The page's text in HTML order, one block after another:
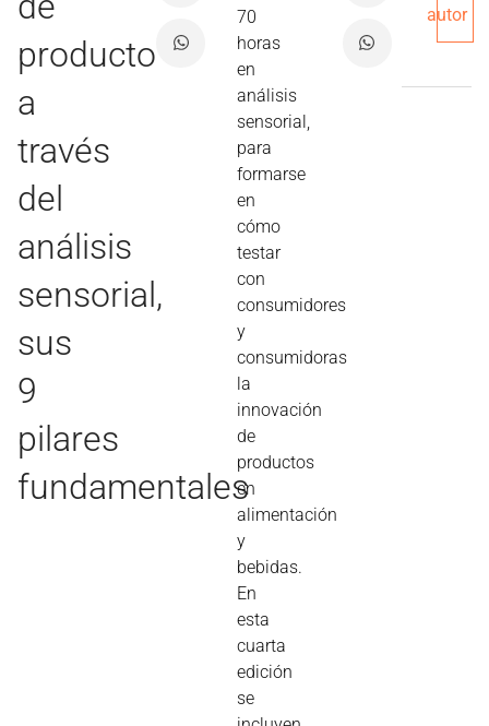
producto
a
través
del
análisis
sensorial,
sus
9
pilares
fundamentales
70
horas
en
análisis
sensorial,
para
formarse
en
cómo
testar
con
consumidores
y
consumidoras
la
innovación
de
productos
en
alimentación
y
bebidas.
En
esta
cuarta
edición
se
autor